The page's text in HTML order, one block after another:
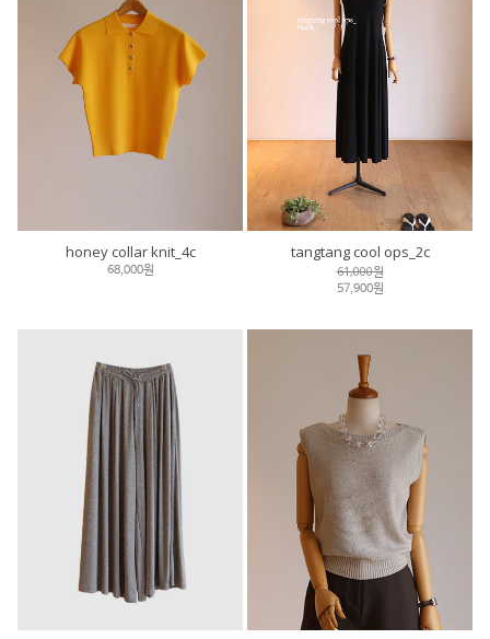
honey collar knit_4c
68,000원
tangtang cool ops_2c
61,000원
57,900원